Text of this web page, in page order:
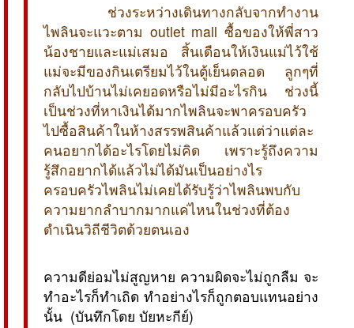
ช่วงระหว่างเดินทางกลับจากทำงาน
ไพลินจะแวะตาม outlet mall ซื้อของให้พี่สาว
น้องชายและแม่เสมอ สิ้นเดือนให้เงินแม่ไว้ใช้
แม่จะมีของกินเตรียมไว้ในตู้เย็นตลอด ลูกๆที่
กลับไปบ้านไม่เคยอดหรือไม่มีอะไรกิน ช่วงนี้
เป็นช่วงที่หาเงินได้มากไพลินจะพาครอบครัว
ไปซื้อสินค้าในห้างสรรพสินค้าแล้วแต่ว่าแต่ละ
คนอยากได้อะไรโดยไม่คิด เพราะรู้ถึงความ
รู้สึกอยากได้แล้วไม่ได้มันเป็นอย่างไร
ครอบครัวไพลินไม่เคยได้รับรู้ว่าไพลินพบกับ
ความยากลำบากมากแค่ไหนในช่วงที่ต้อง
ดำเนินวิถีชีวิตด้วยตนเอง
ความดีย่อมไม่สูญหาย ความผิดจะไม่ถูกลืม จะ
ทำอะไรก็ทำเถิด ทำอย่างไรก็ถูกตอบแทนอย่าง
นั้น (บันทึกโดย บัยหะกีย์)